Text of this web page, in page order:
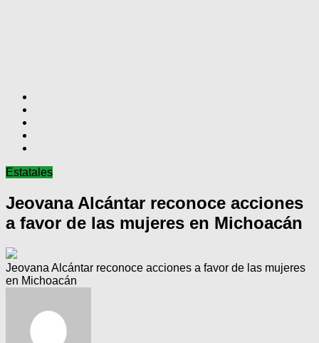
Estatales
Jeovana Alcántar reconoce acciones
a favor de las mujeres en Michoacán
Jeovana Alcántar reconoce acciones a favor de las mujeres
en Michoacán